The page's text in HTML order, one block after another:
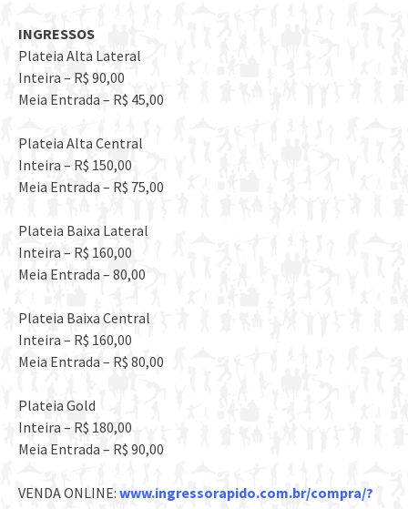
INGRESSOS
Plateia Alta Lateral
Inteira – R$ 90,00
Meia Entrada – R$ 45,00
Plateia Alta Central
Inteira – R$ 150,00
Meia Entrada – R$ 75,00
Plateia Baixa Lateral
Inteira – R$ 160,00
Meia Entrada – 80,00
Plateia Baixa Central
Inteira – R$ 160,00
Meia Entrada – R$ 80,00
Plateia Gold
Inteira – R$ 180,00
Meia Entrada – R$ 90,00
VENDA ONLINE: www.ingressorapido.com.br/compra/?